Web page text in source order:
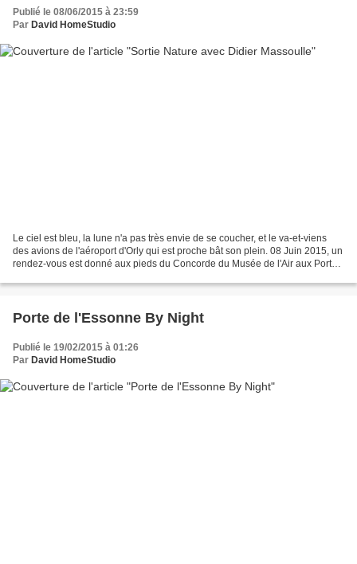
Publié le 08/06/2015 à 23:59
Par David HomeStudio
Le ciel est bleu, la lune n'a pas très envie de se coucher, et le va-et-viens
des avions de l'aéroport d'Orly qui est proche bât son plein. 08 Juin 2015, un
rendez-vous est donné aux pieds du Concorde du Musée de l'Air aux Portes
Porte de l'Essonne By Night
Publié le 19/02/2015 à 01:26
Par David HomeStudio